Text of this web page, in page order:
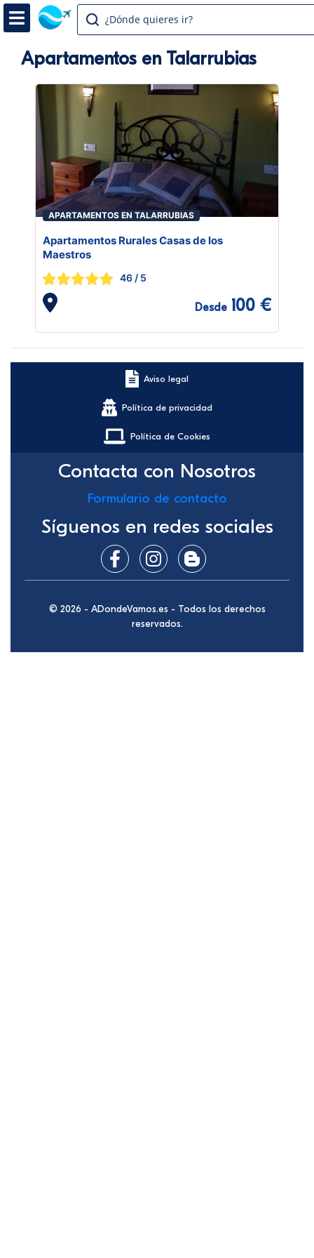
¿Dónde quieres ir?
Apartamentos en Talarrubias
APARTAMENTOS EN TALARRUBIAS
Apartamentos Rurales Casas de los
Maestros
46 / 5
Desde 100 €
Aviso legal
Política de privacidad
Política de Cookies
Contacta con Nosotros
Formulario de contacto
Síguenos en redes sociales
© 2026 - ADondeVamos.es - Todos los derechos
reservados.